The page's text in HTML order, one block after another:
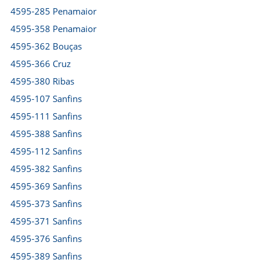
4595-285 Penamaior
4595-358 Penamaior
4595-362 Bouças
4595-366 Cruz
4595-380 Ribas
4595-107 Sanfins
4595-111 Sanfins
4595-388 Sanfins
4595-112 Sanfins
4595-382 Sanfins
4595-369 Sanfins
4595-373 Sanfins
4595-371 Sanfins
4595-376 Sanfins
4595-389 Sanfins